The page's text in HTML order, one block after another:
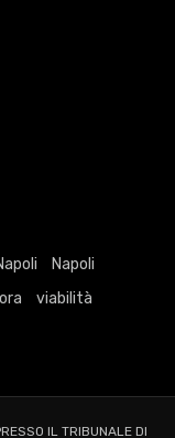
Napoli
viabilità
IL TRIBUNALE DI